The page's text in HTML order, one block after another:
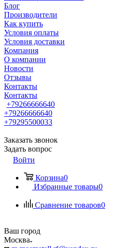
Блог
Производители
Как купить
Условия оплаты
Условия доставки
Компания
О компании
Новости
Отзывы
Контакты
Контакты
+79266666640
+79266666640
+79295500033
Заказать звонок
Задать вопрос
Войти
Корзина0
Избранные товары0
Сравнение товаров0
Ваш город
Москва